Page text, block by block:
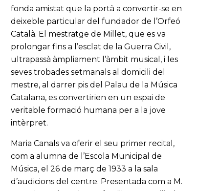
fonda amistat que la portà a convertir-se en
deixeble particular del fundador de l’Orfeó
Català. El mestratge de Millet, que es va
prolongar fins a l’esclat de la Guerra Civil,
ultrapassà àmpliament l’àmbit musical, i les
seves trobades setmanals al domicili del
mestre, al darrer pis del Palau de la Música
Catalana, es convertirien en un espai de
veritable formació humana per a la jove
intèrpret.
Maria Canals va oferir el seu primer recital,
com a alumna de l’Escola Municipal de
Música, el 26 de març de 1933 a la sala
d’audicions del centre. Presentada com a M.